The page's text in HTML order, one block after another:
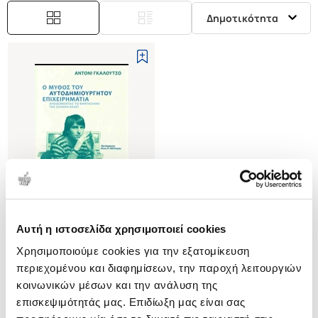
Αυτή η ιστοσελίδα χρησιμοποιεί cookies
Χρησιμοποιούμε cookies για την εξατομίκευση
περιεχομένου και διαφημίσεων, την παροχή λειτουργιών
κοινωνικών μέσων και την ανάλυση της
επισκεψιμότητάς μας. Επιδίωξη μας είναι σας
Δημοτικότητα
(0)
Ο μύθος του αυτοδημιούργητου
επιχειρηματία
Αποδομώντας το φαντασιακό
της Σίλικον Βάλεϊ
GALUZZO ANTHONY
Κωδ. Πολιτείας:7768-0028